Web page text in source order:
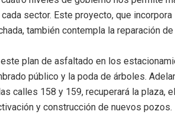
sector. Este proyecto, que
también contempla la reparación
plan de asfaltado en los
público y la poda de árboles.
calles 158 y 159, recuperará la plaza,
y construcción de nuevos pozos.